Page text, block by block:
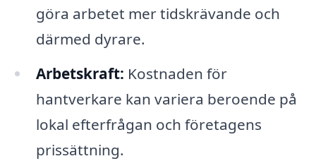
göra arbetet mer tidskrävande och
därmed dyrare.
Arbetskraft: Kostnaden för
hantverkare kan variera beroende på
lokal efterfrågan och företagens
prissättning.